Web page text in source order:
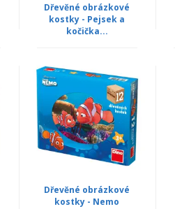
Dřevěné obrázkové
kostky - Pejsek a
kočička...
Dřevěné obrázkové
kostky - Nemo